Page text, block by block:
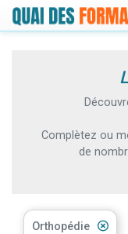
Complètez ou
de
Orthopédie